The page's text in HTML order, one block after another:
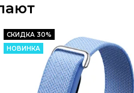
СКИДКА 30%
НОВИНКА